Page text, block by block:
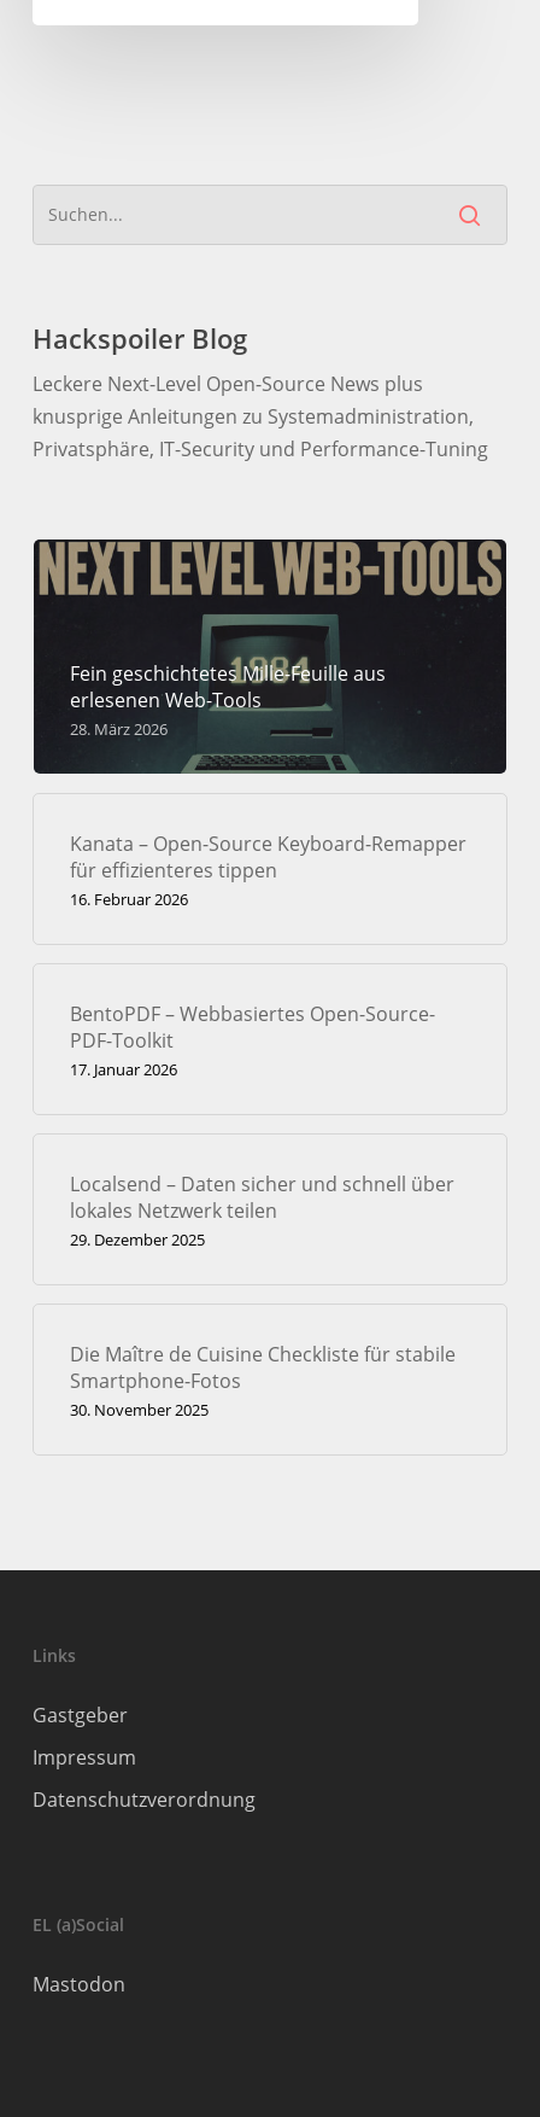
Hackspoiler Blog
Leckere Next-Level Open-Source News plus
knusprige Anleitungen zu Systemadministration,
Privatsphäre, IT-Security und Performance-Tuning
Fein geschichtetes Mille-Feuille aus
erlesenen Web-Tools
28. März 2026
Kanata – Open-Source Keyboard-Remapper
für effizienteres tippen
16. Februar 2026
BentoPDF – Webbasiertes Open-Source-
PDF-Toolkit
17. Januar 2026
Localsend – Daten sicher und schnell über
lokales Netzwerk teilen
29. Dezember 2025
Die Maître de Cuisine Checkliste für stabile
Smartphone-Fotos
30. November 2025
Links
Gastgeber
Impressum
Datenschutzverordnung
EL (a)Social
Mastodon